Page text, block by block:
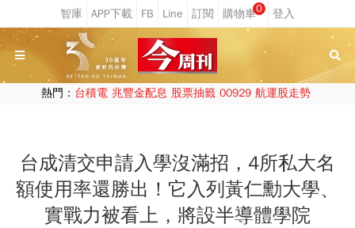
0
熱門： 台積電 兆豐金配息 股票抽籤 00929 航運股走勢
台成清交申請入學沒滿招，4所私大名
額使用率還勝出！它入列黃仁勳大學、
實戰力被看上，將設半導體學院